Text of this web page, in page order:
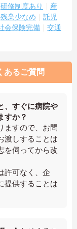
研修制度あり
産
残業少なめ
託児
会保険完備
交通
あるご質問
、すぐに病院や
すか？
ますので、お問
渡しすることは
を伺ってから改
許可なく、企
提供することは